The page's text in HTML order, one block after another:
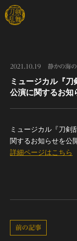
2021.10.19 静かの海
ミュージカル『
公演に関するお知
ミュージカル『刀剣
関するお知らせを公
詳細ページはこちら
前の記事